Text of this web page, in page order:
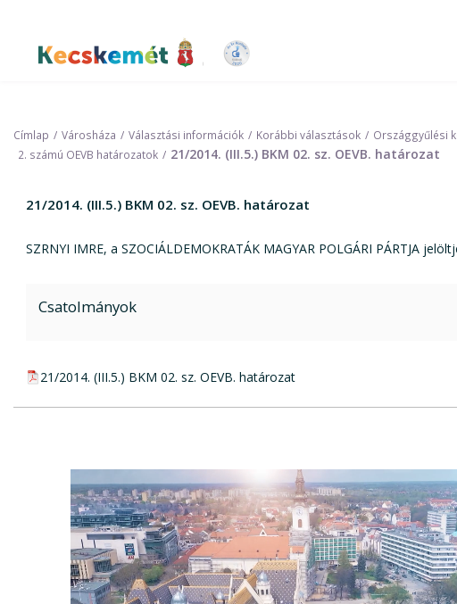
tartalomra
Kecskemét Város Honlapja
Címlap Városháza Választási információk Korábbi választások Országgyűlési
2. számú OEVB határozatok
21/2014. (III.5.) BKM 02. sz. OEVB. határozat
21/2014. (III.5.) BKM 02. sz. OEVB. határozat
SZRNYI IMRE, a SZOCIÁLDEMOKRATÁK MAGYAR POLGÁRI PÁRTJA
Csatolmányok
pdf csatolmány:
21/2014. (III.5.) BKM 02. sz. OEVB. határozat